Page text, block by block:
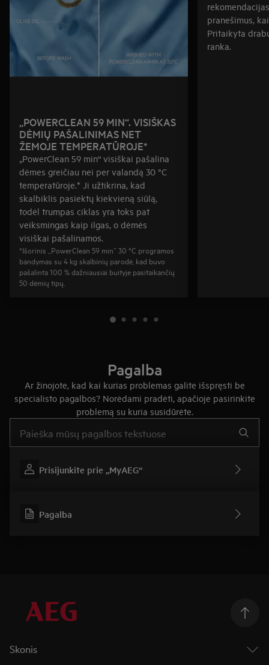
„POWERCLEAN 59 MIN“. VISIŠKAS
DĖMIŲ PAŠALINIMAS NET
ŽEMOJE TEMPERATŪROJE*
„PowerClean 59 min“ visiškai pašalina
dėmes greičiau nei per valandą 30 °C
temperatūroje.* Ji užtikrina, kad
skalbiklis pasiektų kiekvieną siūlą,
todėl trumpas ciklas yra toks pat
veiksmingas kaip ilgas, o dėmės
visiškai pašalinamos.
*Išorinis „PowerClean 59 min“ 30 °C programos
bandymas su 4 kg skalbinių parodė, kad buvo
pašalinta 100 % dažniausiai buityje pasitaikančių
50 dėmių tipų.
pranešimus,
Pritaikyta
ranka.
Pagalba
Ar žinojote, kad kai kurias problemas galite išspręsti be
specialisto pagalbos? Norėdami pradėti, apačioje pasirinkite
problemą su kuria susidūrėte.
Prisijunkite prie „MyAEG“
Pagalba
Skonis